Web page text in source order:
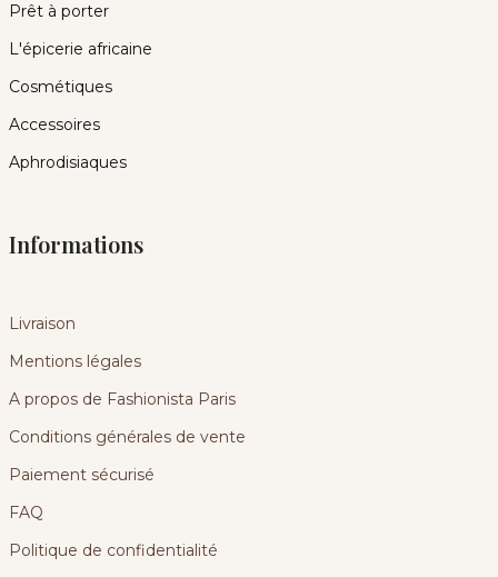
Prêt à porter
L'épicerie africaine
Cosmétiques
Accessoires
Aphrodisiaques
Informations
Livraison
Mentions légales
A propos de Fashionista Paris
Conditions générales de vente
Paiement sécurisé
FAQ
Politique de confidentialité